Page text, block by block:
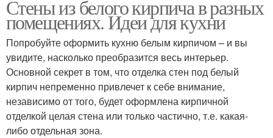
Стены из белого кирпича в разных
помещениях. Идеи для кухни
Попробуйте оформить кухню белым кирпичом – и вы
увидите, насколько преобразится весь интерьер.
Основной секрет в том, что отделка стен под белый
кирпич непременно привлечет к себе внимание,
независимо от того, будет оформлена кирпичной
отделкой целая стена или только частично, т.е. какая-
либо отдельная зона.